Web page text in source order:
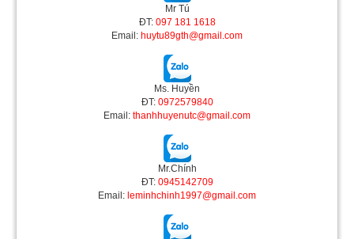
Mr Tú
ĐT: 097 181 1618
Email: huytu89gth@gmail.com
Ms. Huyền
ĐT: 0972579840
Email: thanhhuyenutc@gmail.com
Mr.Chính
ĐT: 0945142709
Email: leminhchinh1997@gmail.com